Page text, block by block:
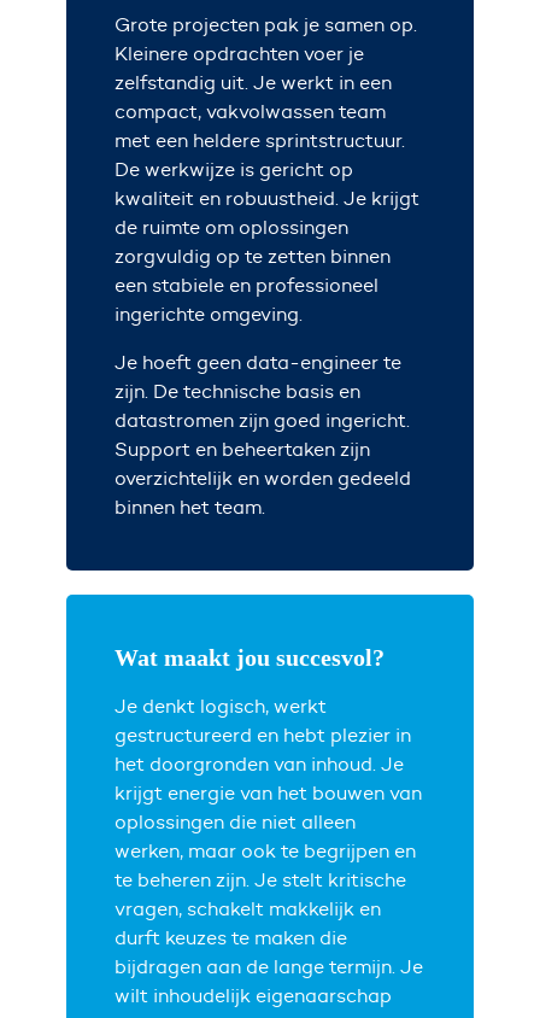
Grote projecten pak je samen op.
Kleinere opdrachten voer je
zelfstandig uit. Je werkt in een
compact, vakvolwassen team
met een heldere sprintstructuur.
De werkwijze is gericht op
kwaliteit en robuustheid. Je krijgt
de ruimte om oplossingen
zorgvuldig op te zetten binnen
een stabiele en professioneel
ingerichte omgeving.
Je hoeft geen data-engineer te
zijn. De technische basis en
datastromen zijn goed ingericht.
Support en beheertaken zijn
overzichtelijk en worden gedeeld
binnen het team.
Wat maakt jou succesvol?
Je denkt logisch, werkt
gestructureerd en hebt plezier in
het doorgronden van inhoud. Je
krijgt energie van het bouwen van
oplossingen die niet alleen
werken, maar ook te begrijpen en
te beheren zijn. Je stelt kritische
vragen, schakelt makkelijk en
durft keuzes te maken die
bijdragen aan de lange termijn. Je
wilt inhoudelijk eigenaarschap